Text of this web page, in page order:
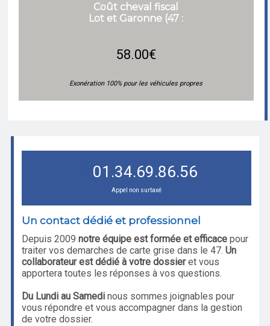
Coût cheval fiscal
Lot et Garonne (47 :
58.00€
Exonération 100% pour les véhicules propres
01.34.69.86.56
Appel non surtaxé
Un contact dédié et professionnel
Depuis 2009 notre équipe est formée et efficacepour
traiter vos demarches de carte grise dans le 47. Un
collaborateur est dédié à votre dossieret vous
apportera toutes les réponses à vos questions.
Du Lundi au Samedinous sommes joignables pour
vous répondre et vous accompagner dans la gestion
de votre dossier.